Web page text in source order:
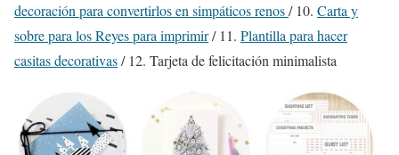
decoración para convertirlos en simpáticos renos/ 10. Carta y
sobre para los Reyes para imprimir/ 11. Plantilla para hacer
casitas decorativas/ 12. Tarjeta de felicitación minimalista